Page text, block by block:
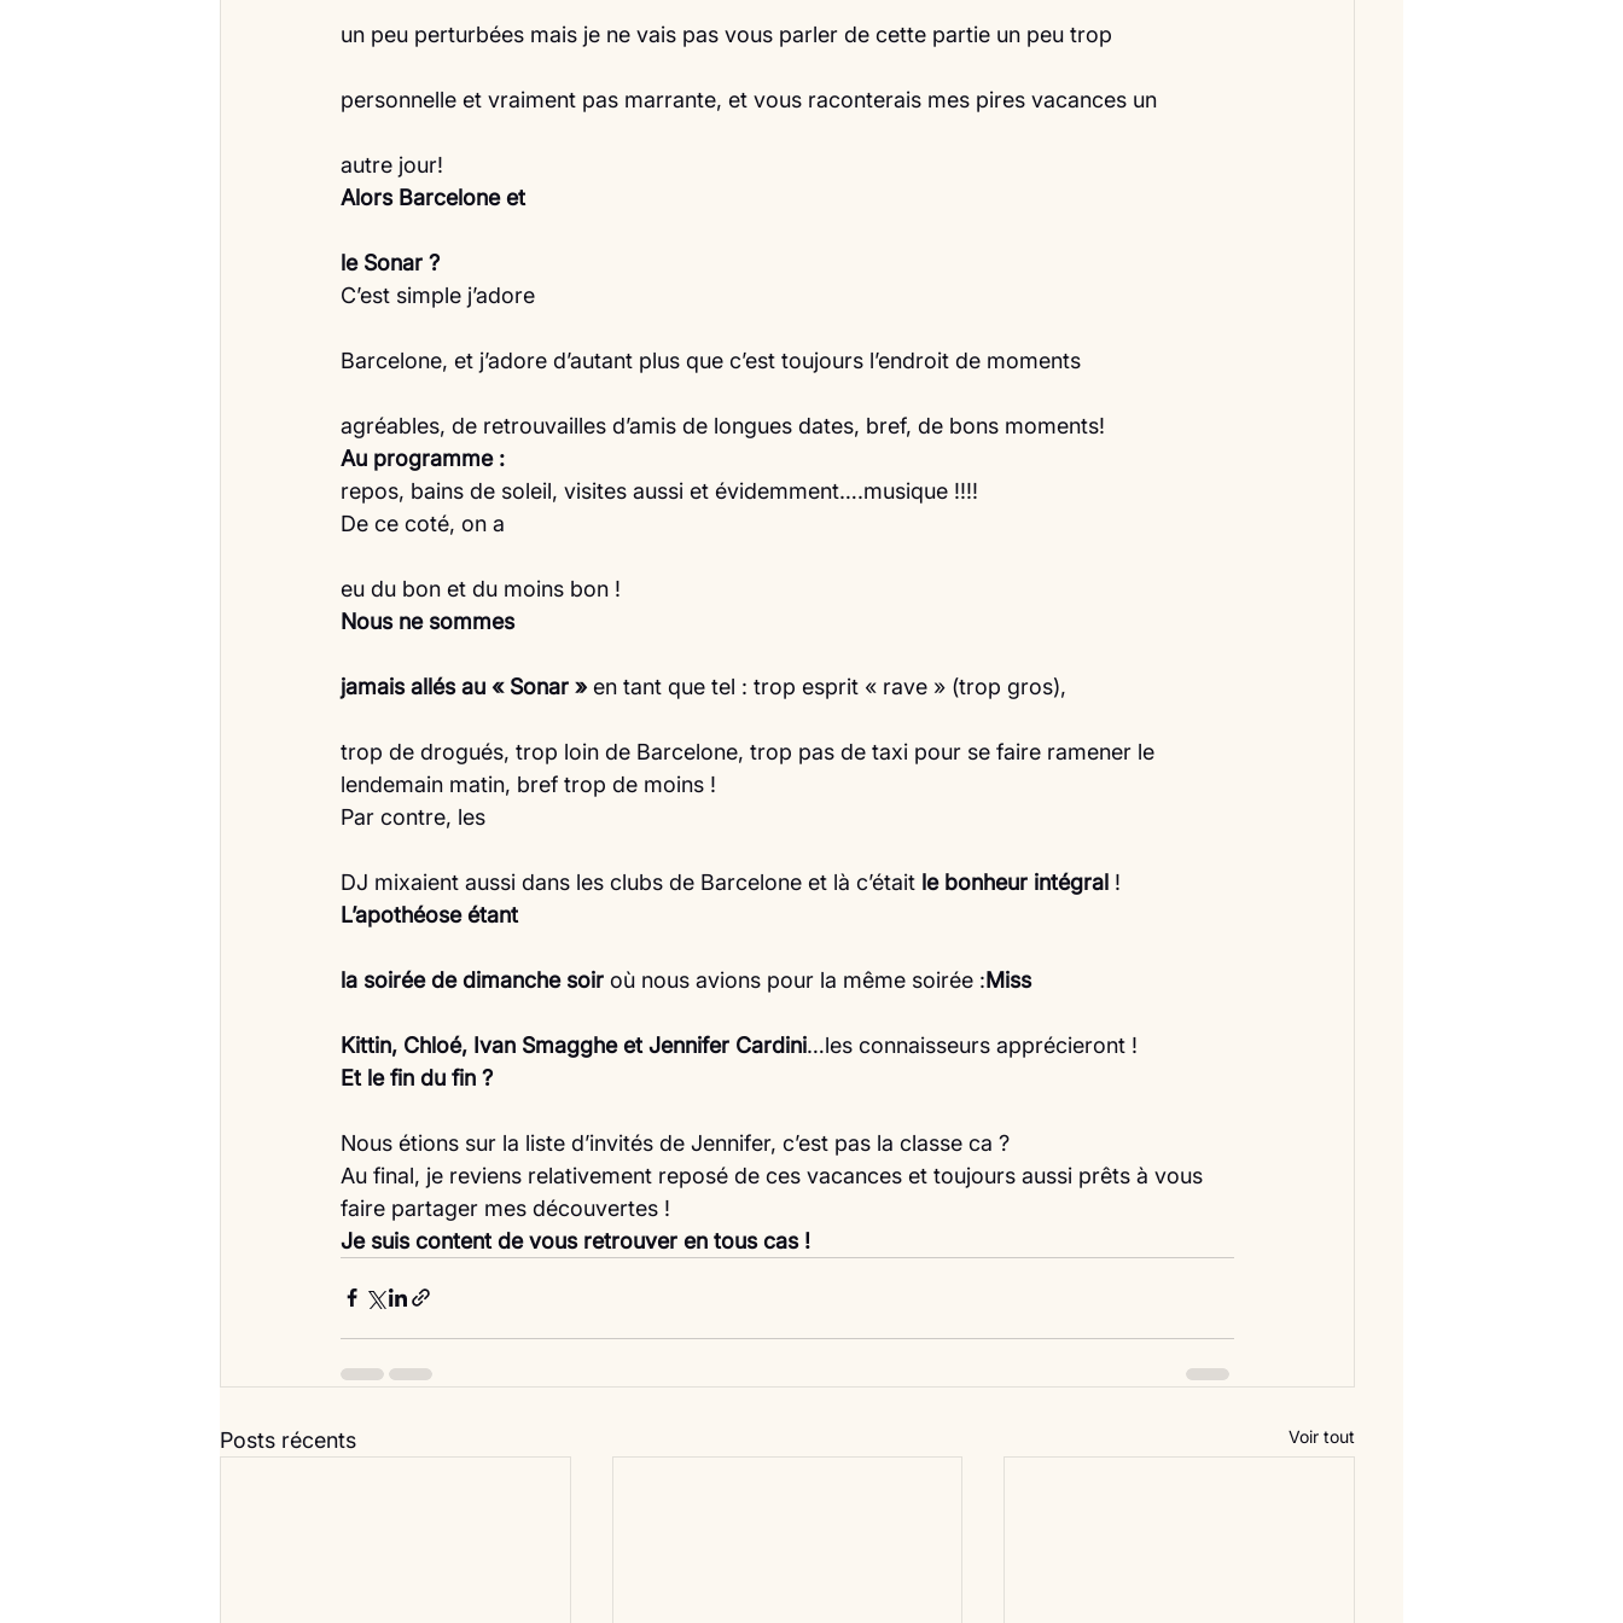
un peu perturbées mais je ne vais pas vous parler de cette partie un peu trop
personnelle et vraiment pas marrante, et vous raconterais mes pires vacances un
autre jour!
Alors Barcelone et
le Sonar ?
C’est simple j’adore
Barcelone, et j’adore d’autant plus que c’est toujours l’endroit de moments
agréables, de retrouvailles d’amis de longues dates, bref, de bons moments!
Au programme :
repos, bains de soleil, visites aussi et évidemment….musique !!!!
De ce coté, on a
eu du bon et du moins bon !
Nous ne sommes
jamais allés au « Sonar » en tant que tel : trop esprit « rave » (trop gros),
trop de drogués, trop loin de Barcelone, trop pas de taxi pour se faire ramener le
lendemain matin, bref trop de moins !
Par contre, les
DJ mixaient aussi dans les clubs de Barcelone et là c’était le bonheur intégral !
L’apothéose étant
la soirée de dimanche soir où nous avions pour la même soirée :Miss
Kittin, Chloé, Ivan Smagghe et Jennifer Cardini…les connaisseurs apprécieront !
Et le fin du fin ?
Nous étions sur la liste d’invités de Jennifer, c’est pas la classe ca ?
Au final, je reviens relativement reposé de ces vacances et toujours aussi prêts à vous
faire partager mes découvertes !
Je suis content de vous retrouver en tous cas !
Posts récents Voir tout